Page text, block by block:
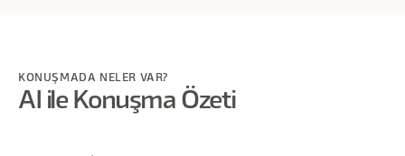
KONUŞMADA NELER VAR?
AI ile Konuşma Özeti